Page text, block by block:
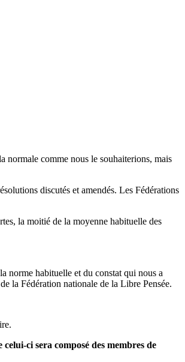
normale comme nous le souhaiterions, mais
discutés et amendés. Les Fédérations
la moitié de la moyenne habituelle des
norme habituelle et du constat qui nous a
la Fédération nationale de la Libre Pensée.
ci sera composé des membres de